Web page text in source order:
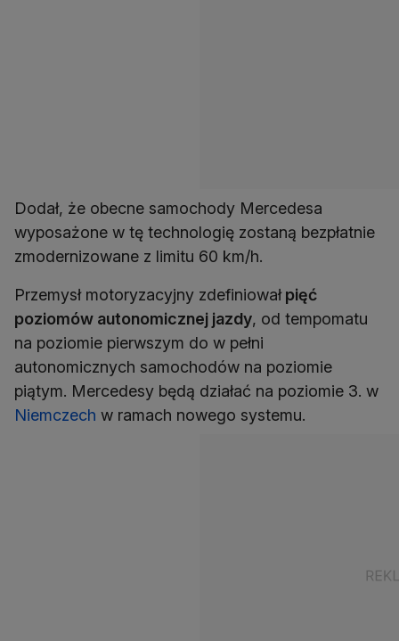
Dodał, że obecne samochody Mercedesa
wyposażone w tę technologię zostaną bezpłatnie
zmodernizowane z limitu 60 km/h.
Przemysł motoryzacyjny zdefiniowałpięć
poziomów autonomicznej jazdy, od tempomatu
na poziomie pierwszym do w pełni
autonomicznych samochodów na poziomie
piątym. Mercedesy będą działać na poziomie 3. w
Niemczech w ramach nowego systemu.